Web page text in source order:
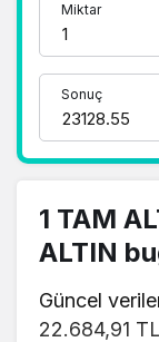
Miktar
Sonuç
1 TAM
ALTIN
Güncel
22.684,91